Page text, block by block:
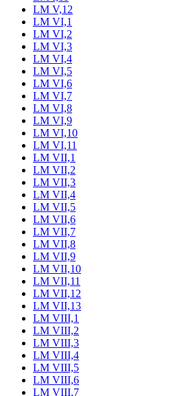
LM V,12
LM VI,1
LM VI,2
LM VI,3
LM VI,4
LM VI,5
LM VI,6
LM VI,7
LM VI,8
LM VI,9
LM VI,10
LM VI,11
LM VII,1
LM VII,2
LM VII,3
LM VII,4
LM VII,5
LM VII,6
LM VII,7
LM VII,8
LM VII,9
LM VII,10
LM VII,11
LM VII,12
LM VII,13
LM VIII,1
LM VIII,2
LM VIII,3
LM VIII,4
LM VIII,5
LM VIII,6
LM VIII,7